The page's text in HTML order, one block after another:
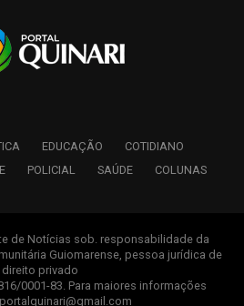
EDUCAÇÃO
COTIDIANO
POLICIAL SAÚDE COLUNAS
de Notícias sob. responsabilidade da
Guiomarense, pessoa jurídica de
direito privado
0001-83. Para maiores informações